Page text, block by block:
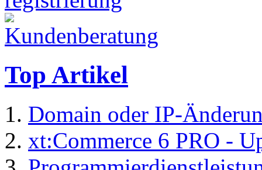
Top Artikel
Domain oder IP-
xt:Commerce 6 PRO -